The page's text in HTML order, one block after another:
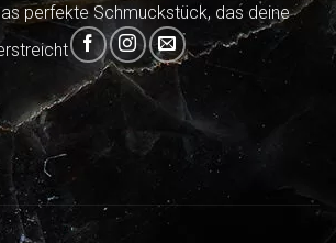
perfekte Schmuckstück, das deine